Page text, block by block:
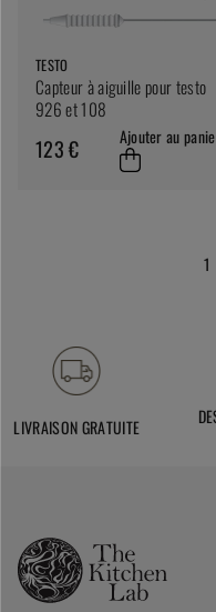
TESTO
Capteur à aiguille pour testo
926 et 108
123 € Ajouter au
1
LIVRAISON GRATUITE